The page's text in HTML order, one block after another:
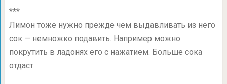
***
Лимон тоже нужно прежде чем выдавливать из него
сок — немножко подавить. Например можно
покрутить в ладонях его с нажатием. Больше сока
отдаст.